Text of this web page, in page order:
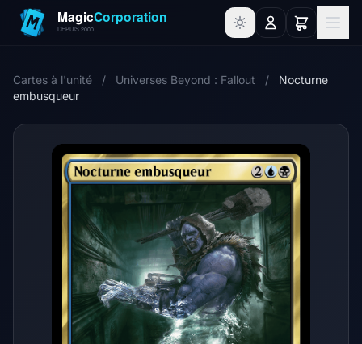
Cartes à l'unité / Universes Beyond : Fallout /
Nocturne
embusqueur